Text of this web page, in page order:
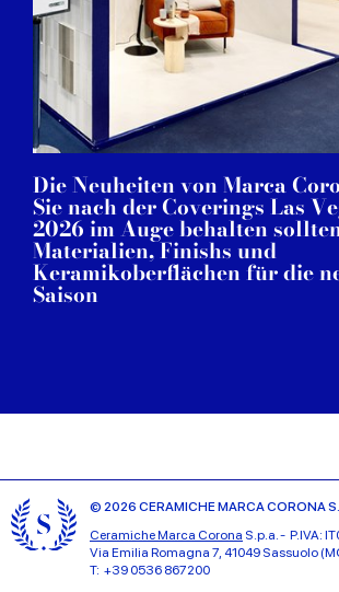
Die Neuheiten von Marca
Sie nach der Coverings Las
2026 im Auge behalten
Materialien, Finishs und
Keramikoberflächen für die
Saison
© 2026 CERAMICHE MARCA CORONA
Ceramiche Marca Corona S.p.a. - P.IVA:
Via Emilia Romagna 7, 41049 Sassuolo
T: +39 0536 867200